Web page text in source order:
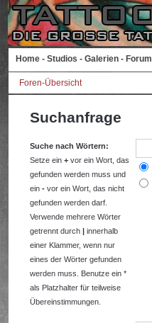
Home - Studios - Galerien - Forum
Foren-Übersicht
Suchanfrage
Suche nach Wörtern:
Setze ein+ vor ein Wort, das
gefunden werden muss und
ein- vor ein Wort, das nicht
gefunden werden darf.
Verwende mehrere Wörter
getrennt durch| innerhalb
einer Klammer, wenn nur
eines der Wörter gefunden
werden muss. Benutze ein *
als Platzhalter für teilweise
Übereinstimmungen.